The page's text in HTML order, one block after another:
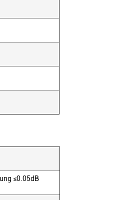
≤0.05dB